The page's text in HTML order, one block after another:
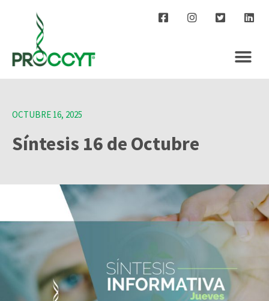
OCTUBRE 16, 2025
Síntesis 16 de Octubre